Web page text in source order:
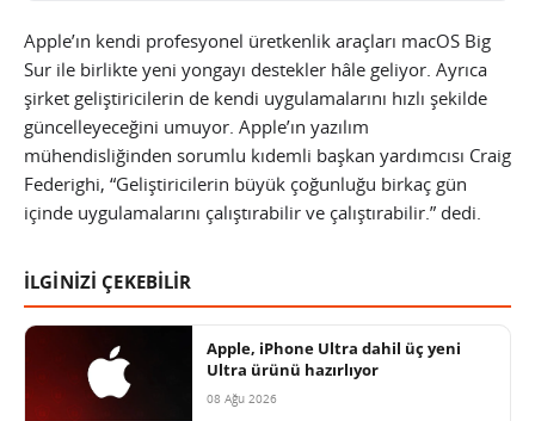
Apple’ın kendi profesyonel üretkenlik araçları macOS Big
Sur ile birlikte yeni yongayı destekler hâle geliyor. Ayrıca
şirket geliştiricilerin de kendi uygulamalarını hızlı şekilde
güncelleyeceğini umuyor. Apple’ın yazılım
mühendisliğinden sorumlu kıdemli başkan yardımcısı Craig
Federighi, “Geliştiricilerin büyük çoğunluğu birkaç gün
içinde uygulamalarını çalıştırabilir ve çalıştırabilir.” dedi.
İLGİNİZİ ÇEKEBİLİR
Apple, iPhone Ultra dahil üç yeni
Ultra ürünü hazırlıyor
08 Ağu 2026